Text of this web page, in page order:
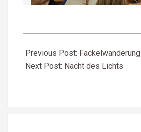
10-
08
Previous Post: Fackelwanderung
Next Post: Nacht des Lichts